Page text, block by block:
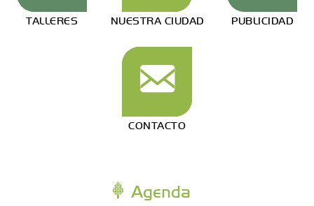
TALLERES NUESTRA CIUDAD PUBLICIDAD
CONTACTO
Agenda